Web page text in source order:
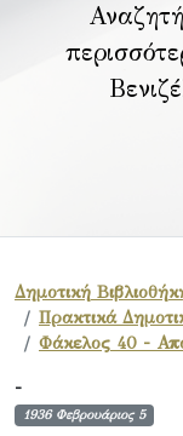
Δημοτική
Πρακτικά
Φάκελος 40 -
-
1936 Φεβρουάριος 5